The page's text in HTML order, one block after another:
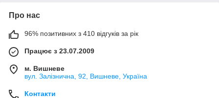
Про нас
96% позитивних з 410 відгуків за рік
Працює з 23.07.2009
м. Вишневе
вул. Залізнична, 92, Вишневе, Україна
Контакти